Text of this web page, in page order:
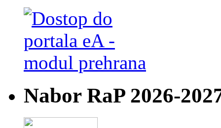
Nabor RaP 2026-